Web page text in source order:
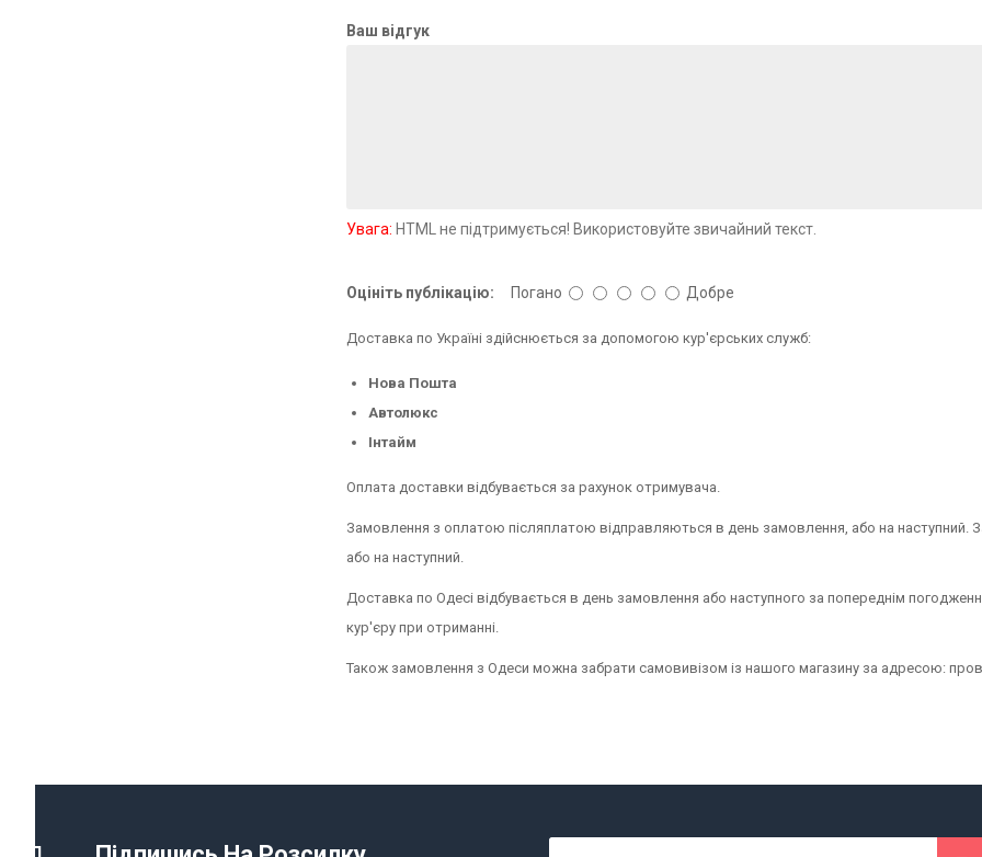
Ваш відгук
Увага: HTML не підтримується! Використовуйте звичайний текст.
Оцініть публікацію: Погано Добре
Доставка по Україні здійснюється за допомогою кур'єрських служб:
Нова Пошта
Автолюкс
Інтайм
Оплата доставки відбувається за рахунок отримувача.
Замовлення з оплатою післяплатою відправляються в день замовлення, або на
або на наступний.
Доставка по Одесі відбувається в день замовлення або наступного за попереднім
кур'єру при отриманні.
Також замовлення з Одеси можна забрати самовивізом із нашого магазину за адресою: